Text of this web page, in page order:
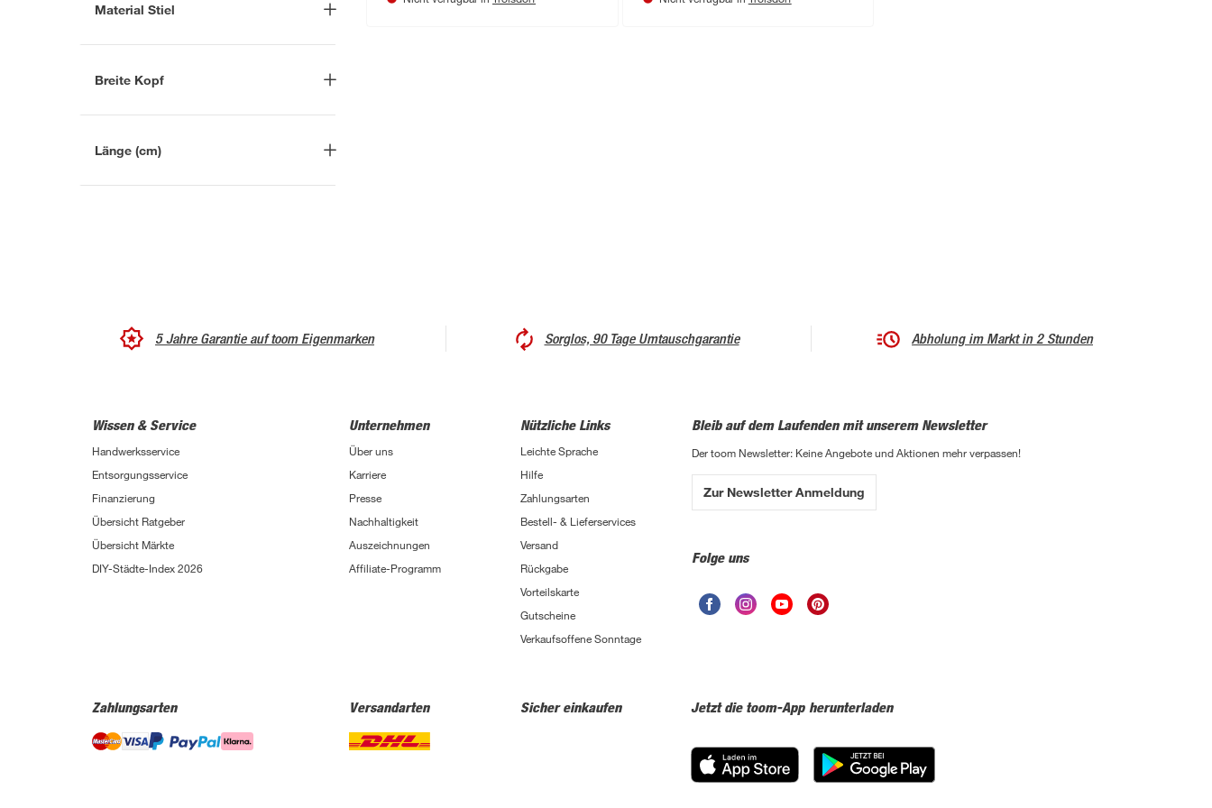
Orange (1)
Material Stiel
Hickoryholz (4)
Kunststoff
Breite Kopf
Länge (cm)
5 Jahre Garantie auf toom Eigenmarken Sorglos, 90 Tage Umtauschgarantie Abholung im Markt in 2 Stunden
Wissen & Service
Handwerksservice
Entsorgungsservice
Finanzierung
Übersicht Ratgeber
Übersicht Märkte
DIY-Städte-Index 2026
Unternehmen
Über uns
Karriere
Presse
Nachhaltigkeit
Auszeichnungen
Affiliate-Programm
Nützliche Links
Leichte Sprache
Hilfe
Zahlungsarten
Bestell- & Lieferservices
Versand
Rückgabe
Vorteilskarte
Gutscheine
Verkaufsoffene Sonntage
Bleib auf dem Laufenden mit unserem Newsletter
Der toom Newsletter: Keine Angebote und Aktionen mehr verpassen!
Zur Newsletter Anmeldung
Folge uns
Zahlungsarten Versandarten Sicher einkaufen Jetzt die toom-App herunterladen